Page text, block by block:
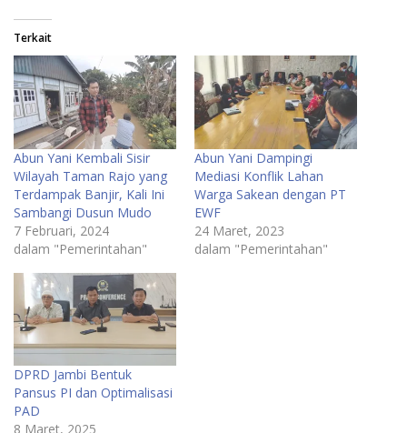
Terkait
Abun Yani Kembali Sisir
Wilayah Taman Rajo yang
Terdampak Banjir, Kali Ini
Sambangi Dusun Mudo
7 Februari, 2024
dalam "Pemerintahan"
Abun Yani Dampingi
Mediasi Konflik Lahan
Warga Sakean dengan PT
EWF
24 Maret, 2023
dalam "Pemerintahan"
DPRD Jambi Bentuk
Pansus PI dan Optimalisasi
PAD
8 Maret, 2025